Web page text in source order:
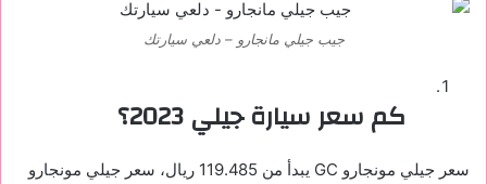
جيب جيلي مانجارو – دلعي سيارتك
كم سعر سيارة جيلي 2023؟
سعر جيلي مونجارو GC يبدأ من 119.485 ريال، سعر جيلي مونجارو